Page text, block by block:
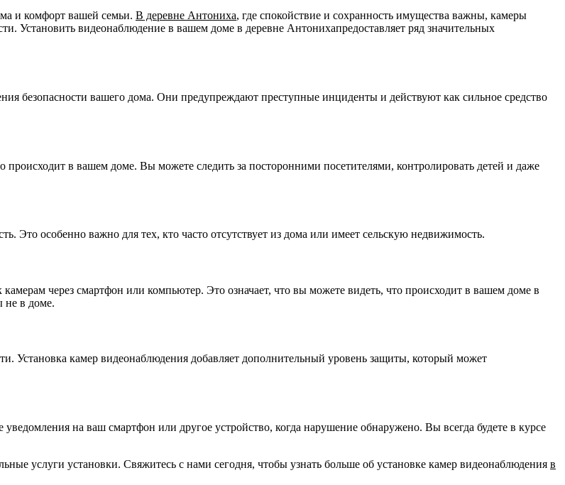
и комфорт вашей семьи. В деревне Антониха, где спокойствие и сохранность имущества важны, камеры
Установить видеонаблюдение в вашем доме в деревне Антонихапредоставляет ряд значительных
безопасности вашего дома. Они предупреждают преступные инциденты и действуют как сильное средство
в вашем доме. Вы можете следить за посторонними посетителями, контролировать детей и даже
Это особенно важно для тех, кто часто отсутствует из дома или имеет сельскую недвижимость.
через смартфон или компьютер. Это означает, что вы можете видеть, что происходит в вашем доме в
не в доме.
Установка камер видеонаблюдения добавляет дополнительный уровень защиты, который может
на ваш смартфон или другое устройство, когда нарушение обнаружено. Вы всегда будете в курсе
услуги установки. Свяжитесь с нами сегодня, чтобы узнать больше об установке камер видеонаблюдения в